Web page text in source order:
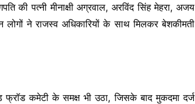
की पत्नी मीनाक्षी अग्रवाल, अरविंद सिंह मेहरा, अजय
ने राजस्व अधिकारियों के साथ मिलकर बेशकीमती
कमेटी के समक्ष भी उठा, जिसके बाद मुकदमा दर्ज